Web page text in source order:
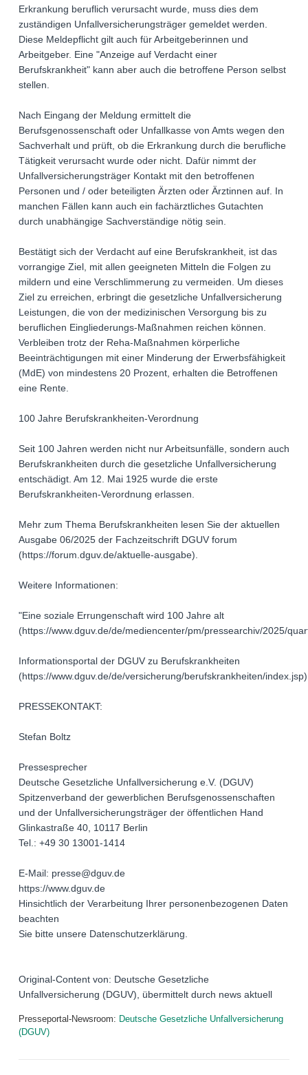
Erkrankung beruflich verursacht wurde, muss dies dem
zuständigen Unfallversicherungsträger gemeldet werden.
Diese Meldepflicht gilt auch für Arbeitgeberinnen und
Arbeitgeber. Eine "Anzeige auf Verdacht einer
Berufskrankheit" kann aber auch die betroffene Person selbst
stellen.
Nach Eingang der Meldung ermittelt die
Berufsgenossenschaft oder Unfallkasse von Amts wegen den
Sachverhalt und prüft, ob die Erkrankung durch die berufliche
Tätigkeit verursacht wurde oder nicht. Dafür nimmt der
Unfallversicherungsträger Kontakt mit den betroffenen
Personen und / oder beteiligten Ärzten oder Ärztinnen auf. In
manchen Fällen kann auch ein fachärztliches Gutachten
durch unabhängige Sachverständige nötig sein.
Bestätigt sich der Verdacht auf eine Berufskrankheit, ist das
vorrangige Ziel, mit allen geeigneten Mitteln die Folgen zu
mildern und eine Verschlimmerung zu vermeiden. Um dieses
Ziel zu erreichen, erbringt die gesetzliche Unfallversicherung
Leistungen, die von der medizinischen Versorgung bis zu
beruflichen Eingliederungs-Maßnahmen reichen können.
Verbleiben trotz der Reha-Maßnahmen körperliche
Beeinträchtigungen mit einer Minderung der Erwerbsfähigkeit
(MdE) von mindestens 20 Prozent, erhalten die Betroffenen
eine Rente.
100 Jahre Berufskrankheiten-Verordnung
Seit 100 Jahren werden nicht nur Arbeitsunfälle, sondern auch
Berufskrankheiten durch die gesetzliche Unfallversicherung
entschädigt. Am 12. Mai 1925 wurde die erste
Berufskrankheiten-Verordnung erlassen.
Mehr zum Thema Berufskrankheiten lesen Sie der aktuellen
Ausgabe 06/2025 der Fachzeitschrift DGUV forum
(https://forum.dguv.de/aktuelle-ausgabe).
Weitere Informationen:
"Eine soziale Errungenschaft wird 100 Jahre alt
(https://www.dguv.de/de/mediencenter/pm/pressearchiv/2025/
Informationsportal der DGUV zu Berufskrankheiten
(https://www.dguv.de/de/versicherung/berufskrankheiten/
PRESSEKONTAKT:
Stefan Boltz
Pressesprecher
Deutsche Gesetzliche Unfallversicherung e.V. (DGUV)
Spitzenverband der gewerblichen Berufsgenossenschaften
und der Unfallversicherungsträger der öffentlichen Hand
Glinkastraße 40, 10117 Berlin
Tel.: +49 30 13001-1414
E-Mail: presse@dguv.de
https://www.dguv.de
Hinsichtlich der Verarbeitung Ihrer personenbezogenen Daten
beachten
Sie bitte unsere Datenschutzerklärung.
Original-Content von: Deutsche Gesetzliche
Unfallversicherung (DGUV), übermittelt durch news aktuell
Presseportal-Newsroom: Deutsche Gesetzliche Unfallversicherung
(DGUV)